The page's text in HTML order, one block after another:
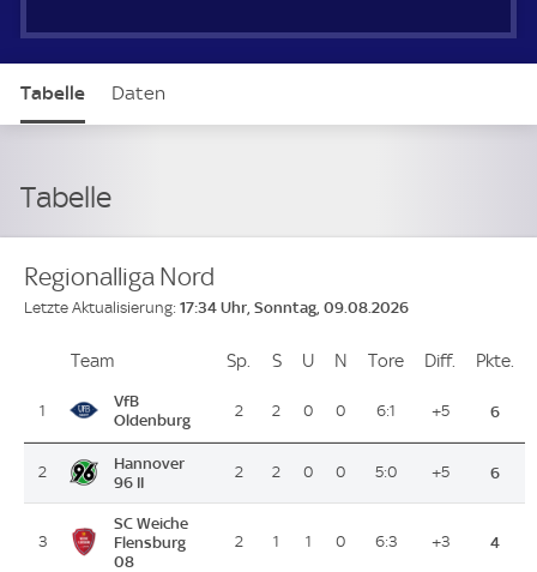
Tabelle Daten
Tabelle
Regionalliga Nord
Letzte Aktualisierung: 17:34 Uhr, Sonntag, 09.08.2026
PlatzTeam Sp. Spiele
SSiege
U Unentschieden
N Niederlagen
Tore ToreDiff. Differenz
Pkte.
1
VfB
Oldenburg
2 2 0 0 6:1 +5 6
2
Hannover
96 II
2 2 0 0 5:0 +5 6
3
SC Weiche
Flensburg
08
2 1 1 0 6:3 +3 4